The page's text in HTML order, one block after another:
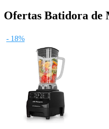
Ofertas Batidora de
- 18%